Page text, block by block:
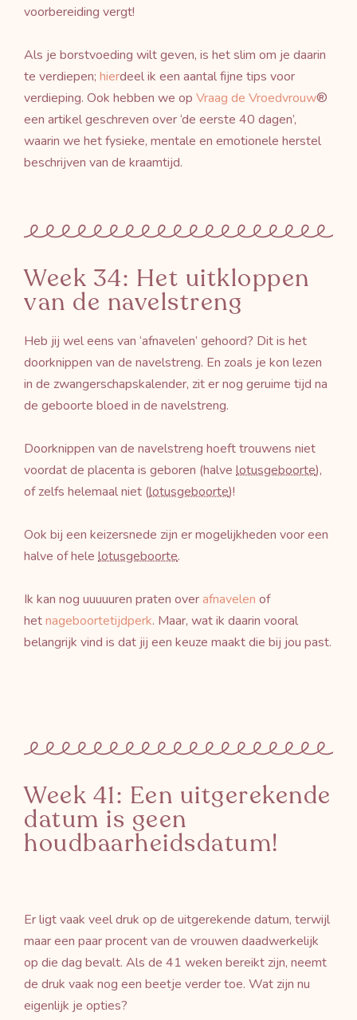
voorbereiding vergt!
Als je borstvoeding wilt geven, is het slim om je daarin
te verdiepen; hierdeel ik een aantal fijne tips voor
verdieping. Ook hebben we op Vraag de Vroedvrouw®
een artikel geschreven over ‘de eerste 40 dagen’,
waarin we het fysieke, mentale en emotionele herstel
beschrijven van de kraamtijd.
Week 34: Het uitkloppen
van de navelstreng
Heb jij wel eens van ‘afnavelen’ gehoord? Dit is het
doorknippen van de navelstreng. En zoals je kon lezen
in de zwangerschapskalender, zit er nog geruime tijd na
de geboorte bloed in de navelstreng.
Doorknippen van de navelstreng hoeft trouwens niet
voordat de placenta is geboren (halve lotusgeboorte),
of zelfs helemaal niet (lotusgeboorte)!
Ook bij een keizersnede zijn er mogelijkheden voor een
halve of hele lotusgeboorte.
Ik kan nog uuuuuren praten overafnavelen of
hetnageboortetijdperk. Maar, wat ik daarin vooral
belangrijk vind is dat jij een keuze maakt die bij jou past.
Week 41: Een uitgerekende
datum is geen
houdbaarheidsdatum!
Er ligt vaak veel druk op de uitgerekende datum, terwijl
maar een paar procent van de vrouwen daadwerkelijk
op die dag bevalt. Als de 41 weken bereikt zijn, neemt
de druk vaak nog een beetje verder toe. Wat zijn nu
eigenlijk je opties?